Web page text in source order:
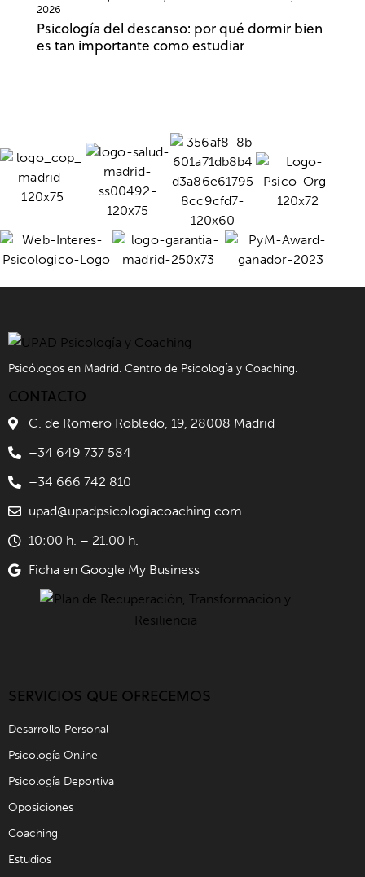
2026
Psicología del descanso: por qué dormir bien
es tan importante como estudiar
Psicólogos en Madrid. Centro de Psicología y Coaching.
CONTACTO
C. de Romero Robledo, 19, 28008 Madrid
+34 649 737 584
+34 666 742 810
upad@upadpsicologiacoaching.com
10:00 h. – 21.00 h.
Ficha en Google My Business
SERVICIOS QUE OFRECEMOS
Desarrollo Personal
Psicología Online
Psicología Deportiva
Oposiciones
Coaching
Estudios